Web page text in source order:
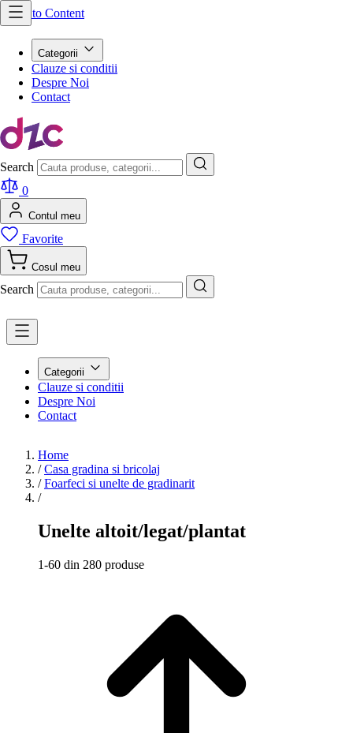
Skip to Content
Categorii
Clauze si conditii
Despre Noi
Contact
Search
0
Contul meu
Favorite
Cosul meu
Search
Categorii
Clauze si conditii
Despre Noi
Contact
Home
/ Casa gradina si bricolaj
/ Foarfeci si unelte de gradinarit
/
Unelte altoit/legat/plantat
1-60 din 280 produse